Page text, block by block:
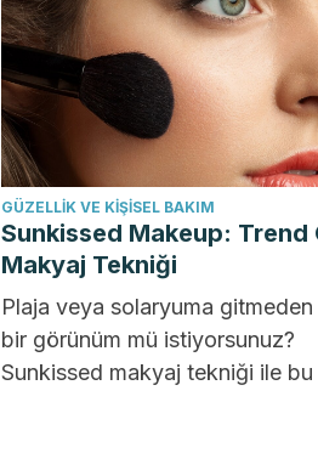
GÜZELLIK VE KIŞISEL BAKIM
Sunkissed Makeup: Trend
Makyaj Tekniği
Plaja veya solaryuma
bir görünüm mü istiyorsunuz?
Sunkissed makyaj tekniği ile